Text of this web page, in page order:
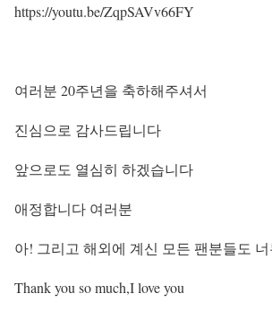
https://youtu.be/ZqpSAVv66FY
여러분 20주년을 축하해주셔서
진심으로 감사드립니다
앞으로도 열심히 하겠습니다
애정합니다 여러분
아! 그리고 해외에 계신 모든 팬분들도
Thank you so much,I love you